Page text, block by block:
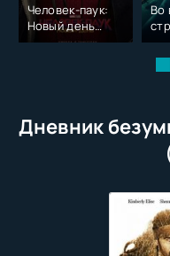
Человек-паук:
Новый день
(2026)
Во
Дневник